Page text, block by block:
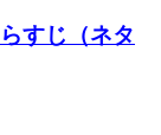
すじ（ネタ